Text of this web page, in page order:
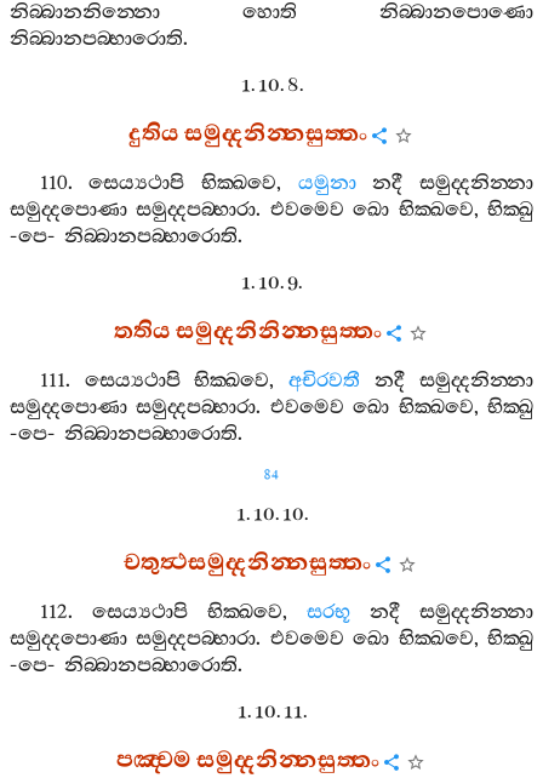
නිබ‍්බානනින‍්නො
හොති
නිබ‍්බානපොණො
නිබ‍්බානපබ‍්භාරොති.
1. 10. 8.
දුතියසමුද‍්දනින‍්නසුත‍්තං
110.සෙය්‍යථාපි භික‍්ඛවෙ, යමුනා නදී
සමුද‍්දනින‍්නා
සමුද‍්දපොණා සමුද‍්දපබ‍්භාරා. එවමෙව ඛො භික‍්ඛවෙ,භික‍්ඛු
-පෙ- නිබ‍්බානපබ‍්භාරොති.
1. 10. 9.
තතියසමුද‍්දනිනින‍්නසුත‍්තං
111. සෙය්‍යථාපි භික‍්ඛවෙ,අචිරවතී නදී
සමුද‍්දනින‍්නා
සමුද‍්දපොණා සමුද‍්දපබ‍්භාරා. එවමෙව ඛො භික‍්ඛවෙ,භික‍්ඛු
-පෙ- නිබ‍්බානපබ‍්භාරොති.
84
1. 10. 10.
චතුත්‍ථසමුද‍්දනින‍්නසුත‍්තං
112. සෙය්‍යථාපි භික‍්ඛවෙ, සරභූ නදී
සමුද‍්දනින‍්නා
සමුද‍්දපොණා සමුද‍්දපබ‍්භාරා. එවමෙව ඛො භික‍්ඛවෙ,භික‍්ඛු
-පෙ- නිබ‍්බානපබ‍්භාරොති.
1. 10. 11.
පඤ‍්චමසමුද‍්දනින‍්නසුත‍්තං